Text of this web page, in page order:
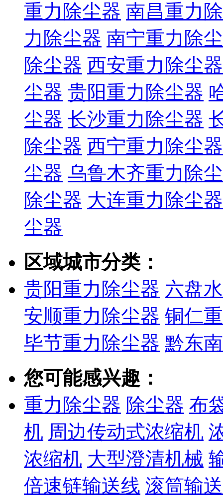
重力除尘器 南昌重力
力除尘器 南宁重力除
除尘器 西安重力除尘器
尘器 贵阳重力除尘器
尘器 长沙重力除尘器
除尘器 西宁重力除尘器
尘器 乌鲁木齐重力除
除尘器 大连重力除尘器
尘器
区域城市分类：
贵阳重力除尘器 六盘
安顺重力除尘器 铜仁
毕节重力除尘器 黔东
您可能感兴趣：
重力除尘器 除尘器 布
机 周边传动式浓缩机
浓缩机 大型澄清机械
倍速链输送线 滚筒输